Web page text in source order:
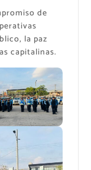
de
la paz
capitalinas.